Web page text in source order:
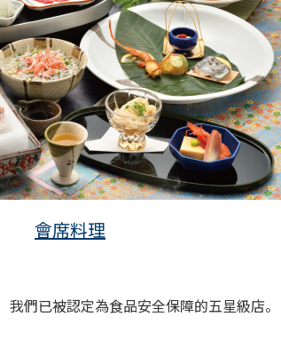
會席料理
們已被認定為食品安全保障的五星級店。